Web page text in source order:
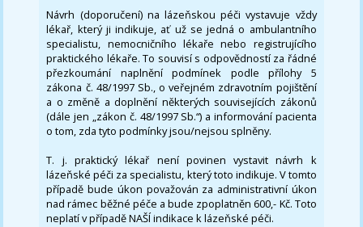
Návrh (doporučení) na lázeňskou péči vystavuje vždy
lékař, který ji indikuje, ať už se jedná o ambulantního
specialistu, nemocničního lékaře nebo registrujícího
praktického lékaře. To souvisí s odpovědností za řádné
přezkoumání naplnění podmínek podle přílohy 5
zákona č. 48/1997 Sb., o veřejném zdravotním pojištění
a o změně a doplnění některých souvisejících zákonů
(dále jen „zákon č. 48/1997 Sb.“) a informování pacienta
o tom, zda tyto podmínky jsou/nejsou splněny.
T. j. praktický lékař není povinen vystavit návrh k
lázeňské péči za specialistu, který toto indikuje. V tomto
případě bude úkon považován za administrativní úkon
nad rámec běžné péče a bude zpoplatněn 600,- Kč. Toto
neplatí v případě NAŠÍ indikace k lázeňské péči.